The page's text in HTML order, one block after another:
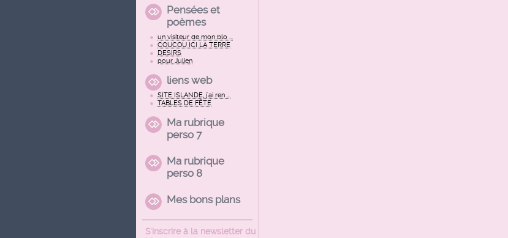
Pensées et
poèmes
un visiteur de mon blo ...
COUCOU ICI LA TERRE
DESIRS
pour Julien
liens web
SITE ISLANDE, j'ai ren ...
TABLES DE FÊTE
Ma rubrique
perso 7
Ma rubrique
perso 8
Mes bons plans
S'inscrire à la newsletter du